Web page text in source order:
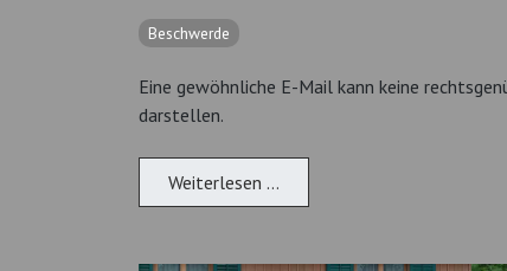
Beschwerde
Eine gewöhnliche E-Mail kann keine
darstellen.
Weiterlesen …